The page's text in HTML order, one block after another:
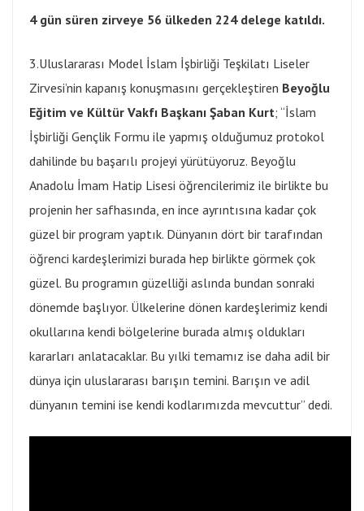
4 gün süren zirveye 56 ülkeden 224 delege katıldı.
3.Uluslararası Model İslam İşbirliği Teşkilatı Liseler
Zirvesi’nin kapanış konuşmasını gerçekleştiren Beyoğlu
Eğitim ve Kültür Vakfı Başkanı Şaban Kurt; “İslam
İşbirliği Gençlik Formu ile yapmış olduğumuz protokol
dahilinde bu başarılı projeyi yürütüyoruz. Beyoğlu
Anadolu İmam Hatip Lisesi öğrencilerimiz ile birlikte bu
projenin her safhasında, en ince ayrıntısına kadar çok
güzel bir program yaptık. Dünyanın dört bir tarafından
öğrenci kardeşlerimizi burada hep birlikte görmek çok
güzel. Bu programın güzelliği aslında bundan sonraki
dönemde başlıyor. Ülkelerine dönen kardeşlerimiz kendi
okullarına kendi bölgelerine burada almış oldukları
kararları anlatacaklar. Bu yılki temamız ise daha adil bir
dünya için uluslararası barışın temini. Barışın ve adil
dünyanın temini ise kendi kodlarımızda mevcuttur” dedi.